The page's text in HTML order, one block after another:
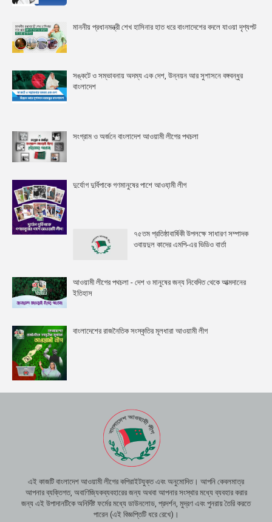
মাননীয় প্রধানমন্ত্রী শেখ হাসিনার হাত ধরে বাংলাদেশের বদলে যাওয়া দৃশ্যপট
সঙ্কটে ও সম্ভাবনায় অদম্য এক দেশ, উন্নয়ন আর সুশাসনে বঙ্গবন্ধুর
বাংলাদেশ
সংগ্রাম ও অর্জনে বাংলাদেশ আওয়ামী লীগের পথচলা
দুর্যোগ দুর্বিপাকে গণমানুষের পাশে আওযা়মী লীগ
৭৫তম প্রতিষ্ঠাবার্ষিকী উপলক্ষে সাধারণ সম্পাদক
ওবায়দুল কাদের এমপি-এর ভিডিও বার্তা
আওয়ামী লীগের পথচলা - দেশ ও মানুষের জন্য নিবেদিত থেকে আত্মদানের
ইতিহাস
বাংলাদেশের রাজনৈতিক সংস্কৃতির মূলধারা আওয়ামী লীগ
এই কাজটি বাংলাদেশ আওয়ামী লীগের কপিরাইটযুক্ত এবং অনুমোদিত। আপনি কেবলমাত্র
আপনার ব্যক্তিগত, অবাণিজ্যিকব্যবহারের জন্য অথবা আপনার সংস্থার মধ্যে ব্যবহার করার
জন্য এই উপাদানটিকে অনির্দিষ্ট ফর্মের মধ্যে ডাউনলোড, প্রদর্শন, মুদ্রণ এবং পুনরায় তৈরি করতে
পারেন (এই বিজ্ঞপ্তিটি ধরে রেখে)।